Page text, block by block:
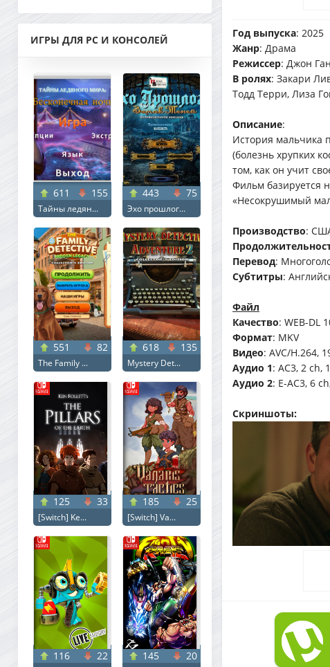
ИГРЫ ДЛЯ PC И КОНСОЛЕЙ
611 155
Тайны ледян...
443 75
Эхо прошлог...
551 82
The Family ...
618 135
Mystery Det...
125 33
[Switch] Ke...
185 25
[Switch] Va...
116 22 145 20
Год выпуска: 2025
Жанр: Драма
Режиссер: Джон
В ролях: Закари
Тодд Терри, Лиза
Описание:
История мальчика
(болезнь хрупких
том, как он учит
Фильм базируется
«Несокрушимый
Производство:
Перевод:
Субтитры:
Файл
Качество: WEB-DL
Формат: MKV
Видео: AVC/H.264,
Аудио 1: AC3, 2 ch,
Аудио 2: E-AC3, 6
Скриншоты: